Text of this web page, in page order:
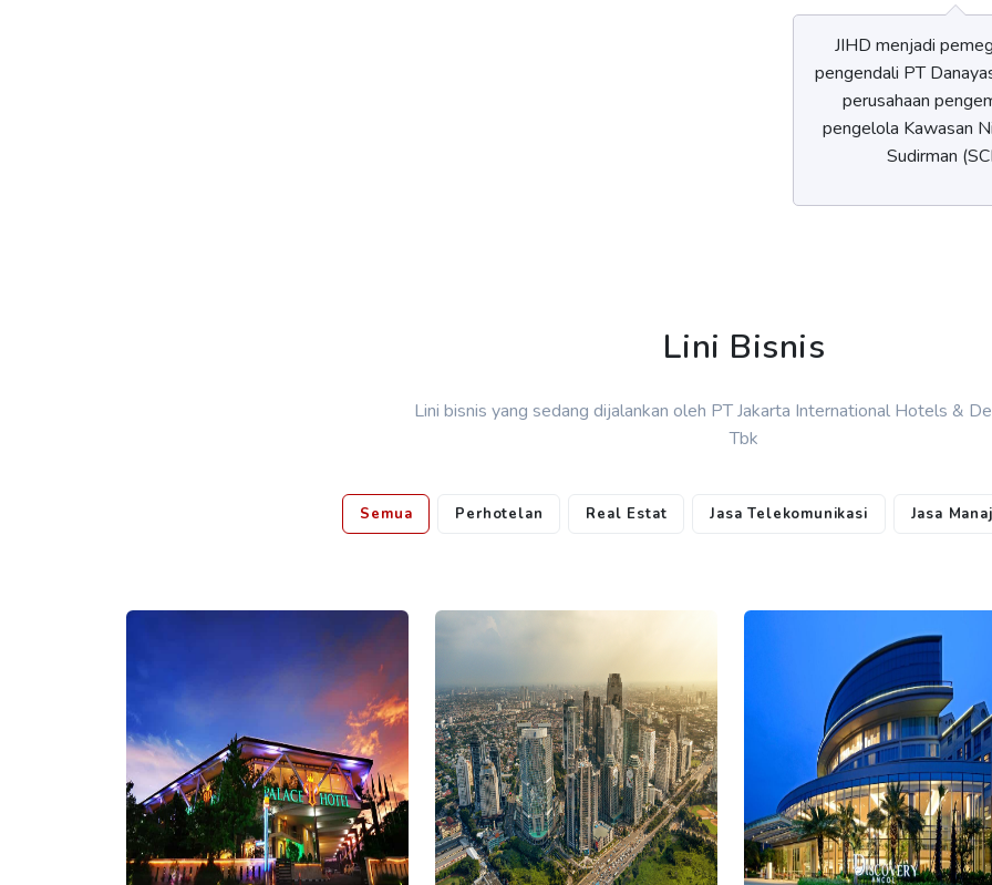
JIHD menjadi
pengendali PT
perusahaan
pengelola Kawasan
Sudirman
Lini Bisnis
Lini bisnis yang sedang dijalankan oleh PT Jakarta International Hotels &
Tbk
Semua Perhotelan Real Estat Jasa Telekomunikasi Jasa